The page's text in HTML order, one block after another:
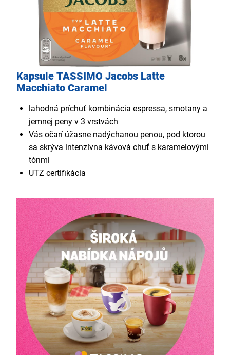
Kapsule TASSIMO Jacobs Latte
Macchiato Caramel
lahodná príchuť kombinácia espressa, smotany a
jemnej peny v 3 vrstvách
Vás očarí úžasne nadýchanou penou, pod ktorou
sa skrýva intenzívna kávová chuť s karamelovými
tónmi
UTZ certifikácia